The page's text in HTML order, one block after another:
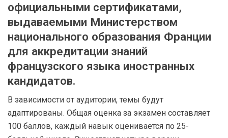
официальными сертификатами,
выдаваемыми Министерством
национального образования Франции
для аккредитации знаний
французского языка иностранных
кандидатов.
В зависимости от аудитории, темы будут
адаптированы. Общая оценка за экзамен составляет
100 баллов, каждый навык оценивается по 25-